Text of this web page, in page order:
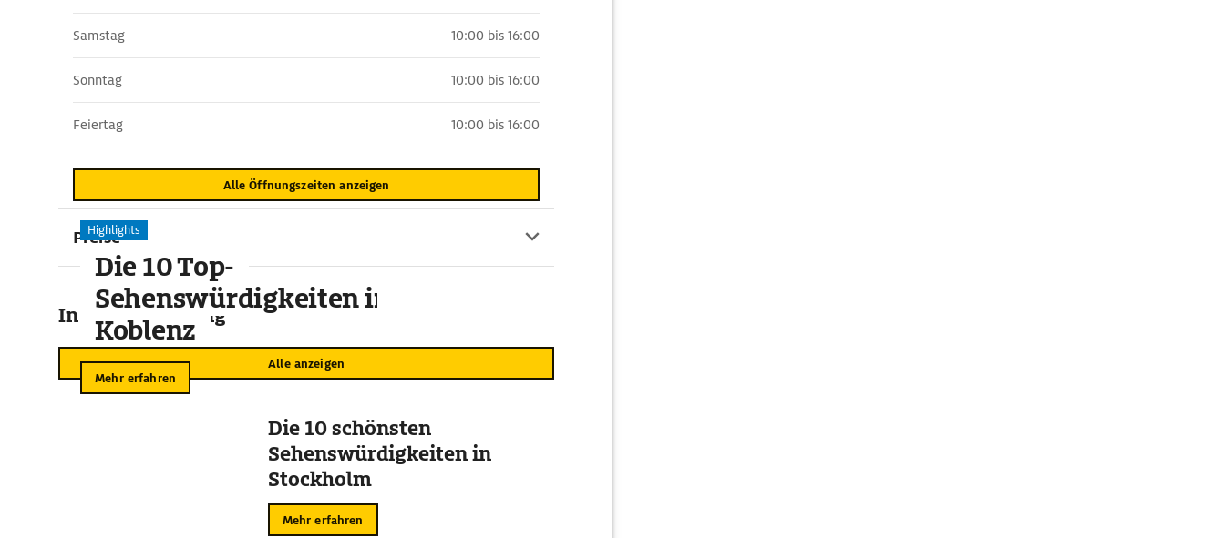
Samstag 10:00 bis 16:00
Sonntag 10:00 bis 16:00
Feiertag 10:00 bis 16:00
Alle Öffnungszeiten anzeigen
Preise
In der Umgebung
Alle anzeigen
Highlights
Die 10 Top-
Sehenswürdigkeiten in
Koblenz
Mehr erfahren
Die 10 schönsten
Sehenswürdigkeiten in
Stockholm
Mehr erfahren